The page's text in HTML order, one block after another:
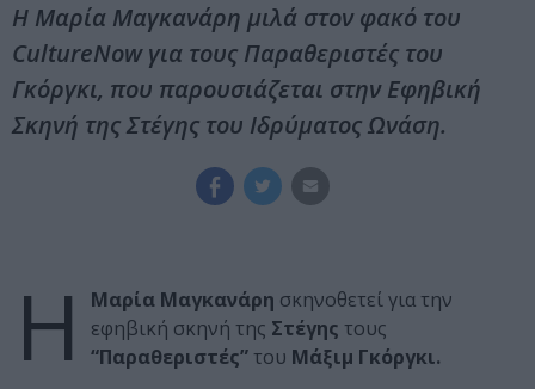
Η Μαρία Μαγκανάρη μιλά στον φακό του
CultureNow για τους Παραθεριστές του
Γκόργκι, που παρουσιάζεται στην Εφηβική
Σκηνή της Στέγης του Ιδρύματος Ωνάση.
Η Μαρία Μαγκανάρη σκηνοθετεί για την
εφηβική σκηνή της Στέγης τους
“Παραθεριστές” του Μάξιμ Γκόργκι.